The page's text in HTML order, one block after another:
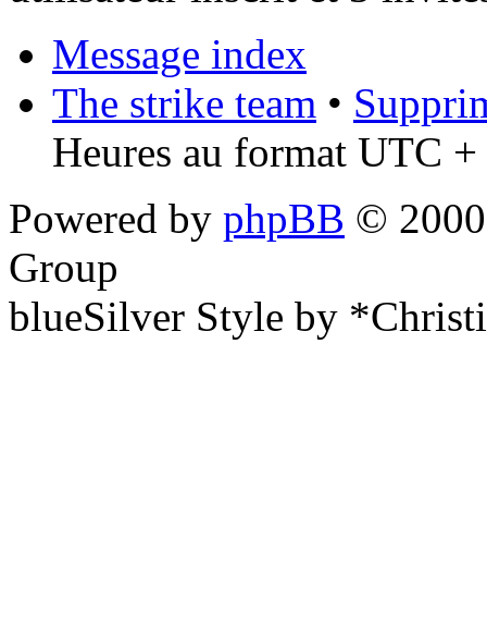
Message index
The strike team •
Heures au format UTC
Powered by phpBB ©
Group
blueSilver Style by